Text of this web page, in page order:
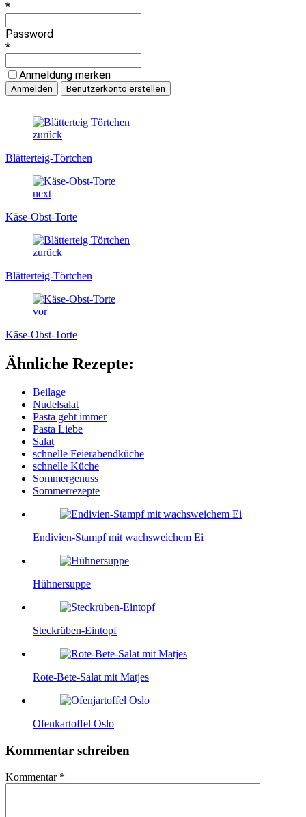
*
Password
*
Anmeldung merken
zurück
Blätterteig-Törtchen
next
Käse-Obst-Torte
zurück
Blätterteig-Törtchen
vor
Käse-Obst-Torte
Ähnliche Rezepte:
Beilage
Nudelsalat
Pasta geht immer
Pasta Liebe
Salat
schnelle Feierabendküche
schnelle Küche
Sommergenuss
Sommerrezepte
Endivien-Stampf mit wachsweichem Ei
Hühnersuppe
Steckrüben-Eintopf
Rote-Bete-Salat mit Matjes
Ofenkartoffel Oslo
Kommentar schreiben
Kommentar *